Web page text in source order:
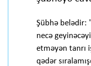
Şübhə belədir:
necə
etməyən tanrı
qədər